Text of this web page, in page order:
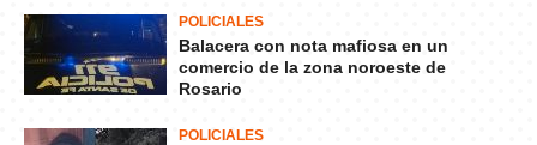
POLICIALES
Balacera con nota mafiosa en un
comercio de la zona noroeste de
Rosario
POLICIALES